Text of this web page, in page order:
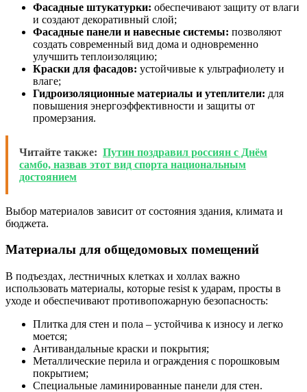
Фасадные штукатурки: обеспечивают защиту от влаги
и создают декоративный слой;
Фасадные панели и навесные системы: позволяют
создать современный вид дома и одновременно
улучшить теплоизоляцию;
Краски для фасадов: устойчивые к ультрафиолету и
влаге;
Гидроизоляционные материалы и утеплители: для
повышения энергоэффективности и защиты от
промерзания.
Читайте также: Путин поздравил россиян с Днём
самбо, назвав этот вид спорта национальным
достоянием
Выбор материалов зависит от состояния здания, климата и
бюджета.
Материалы для общедомовых помещений
В подъездах, лестничных клетках и холлах важно
использовать материалы, которые resist к ударам, просты в
уходе и обеспечивают противопожарную безопасность:
Плитка для стен и пола – устойчива к износу и легко
моется;
Антивандальные краски и покрытия;
Металлические перила и ограждения с порошковым
покрытием;
Специальные ламинированные панели для стен.